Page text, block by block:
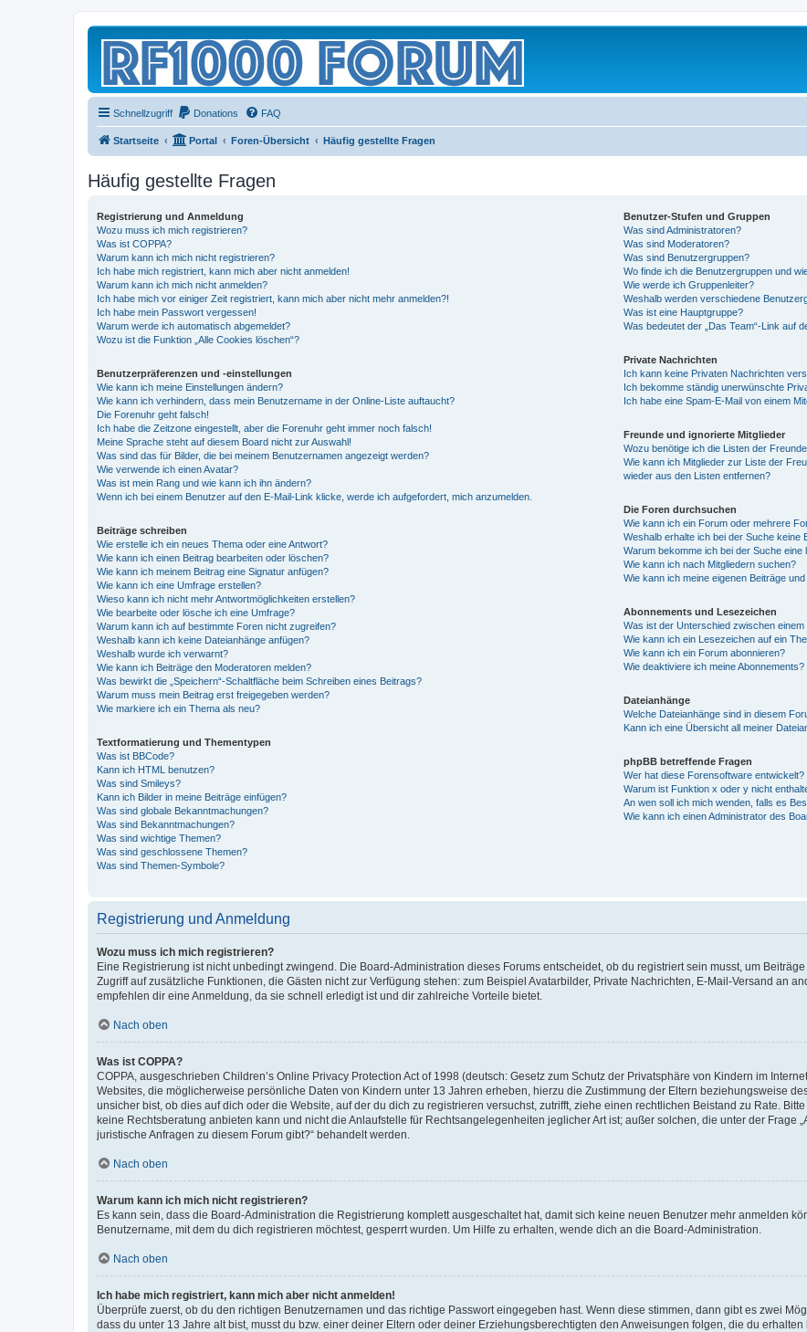
Schnellzugriff Donations FAQ
Startseite Portal Foren-Übersicht Häufig gestellte Fragen
Häufig gestellte Fragen
Registrierung und Anmeldung
Wozu muss ich mich registrieren?
Was ist COPPA?
Warum kann ich mich nicht registrieren?
Ich habe mich registriert, kann mich aber nicht anmelden!
Warum kann ich mich nicht anmelden?
Ich habe mich vor einiger Zeit registriert, kann mich aber nicht mehr anmelden?!
Ich habe mein Passwort vergessen!
Warum werde ich automatisch abgemeldet?
Wozu ist die Funktion „Alle Cookies löschen“?
Benutzerpräferenzen und -einstellungen
Wie kann ich meine Einstellungen ändern?
Wie kann ich verhindern, dass mein Benutzername in der Online-Liste auftaucht?
Die Forenuhr geht falsch!
Ich habe die Zeitzone eingestellt, aber die Forenuhr geht immer noch falsch!
Meine Sprache steht auf diesem Board nicht zur Auswahl!
Was sind das für Bilder, die bei meinem Benutzernamen angezeigt werden?
Wie verwende ich einen Avatar?
Was ist mein Rang und wie kann ich ihn ändern?
Wenn ich bei einem Benutzer auf den E-Mail-Link klicke, werde ich aufgefordert, mich anzumelden.
Beiträge schreiben
Wie erstelle ich ein neues Thema oder eine Antwort?
Wie kann ich einen Beitrag bearbeiten oder löschen?
Wie kann ich meinem Beitrag eine Signatur anfügen?
Wie kann ich eine Umfrage erstellen?
Wieso kann ich nicht mehr Antwortmöglichkeiten erstellen?
Wie bearbeite oder lösche ich eine Umfrage?
Warum kann ich auf bestimmte Foren nicht zugreifen?
Weshalb kann ich keine Dateianhänge anfügen?
Weshalb wurde ich verwarnt?
Wie kann ich Beiträge den Moderatoren melden?
Was bewirkt die „Speichern“-Schaltfläche beim Schreiben eines Beitrags?
Warum muss mein Beitrag erst freigegeben werden?
Wie markiere ich ein Thema als neu?
Textformatierung und Thementypen
Was ist BBCode?
Kann ich HTML benutzen?
Was sind Smileys?
Kann ich Bilder in meine Beiträge einfügen?
Was sind globale Bekanntmachungen?
Was sind Bekanntmachungen?
Was sind wichtige Themen?
Was sind geschlossene Themen?
Was sind Themen-Symbole?
Benutzer-Stufen und Gruppen
Was sind Administratoren?
Was sind Moderatoren?
Was sind Benutzergruppen?
Wo finde ich die Benutzergruppen und
Wie werde ich Gruppenleiter?
Weshalb werden verschiedene
Was ist eine Hauptgruppe?
Was bedeutet der „Das Team“-Link auf
Private Nachrichten
Ich kann keine Privaten Nachrichten
Ich bekomme ständig unerwünschte
Ich habe eine Spam-E-Mail von einem
Freunde und ignorierte Mitglieder
Wozu benötige ich die Listen der
Wie kann ich Mitglieder zur Liste der
wieder aus den Listen entfernen?
Die Foren durchsuchen
Wie kann ich ein Forum oder mehrere
Weshalb erhalte ich bei der Suche keine
Warum bekomme ich bei der Suche eine
Wie kann ich nach Mitgliedern suchen?
Wie kann ich meine eigenen Beiträge
Abonnements und Lesezeichen
Was ist der Unterschied zwischen
Wie kann ich ein Lesezeichen auf ein
Wie kann ich ein Forum abonnieren?
Wie deaktiviere ich meine Abonnements?
Dateianhänge
Welche Dateianhänge sind in diesem
Kann ich eine Übersicht all meiner
phpBB betreffende Fragen
Wer hat diese Forensoftware entwickelt?
Warum ist Funktion x oder y nicht
An wen soll ich mich wenden, falls es
Wie kann ich einen Administrator des
Registrierung und Anmeldung
Wozu muss ich mich registrieren?
Eine Registrierung ist nicht unbedingt zwingend. Die Board-Administration dieses Forums entscheidet, ob du registriert sein musst, um
Zugriff auf zusätzliche Funktionen, die Gästen nicht zur Verfügung stehen: zum Beispiel Avatarbilder, Private Nachrichten, E-Mail-Versand an
empfehlen dir eine Anmeldung, da sie schnell erledigt ist und dir zahlreiche Vorteile bietet.
Nach oben
Was ist COPPA?
COPPA, ausgeschrieben Children’s Online Privacy Protection Act of 1998 (deutsch: Gesetz zum Schutz der Privatsphäre von Kindern im
Websites, die möglicherweise persönliche Daten von Kindern unter 13 Jahren erheben, hierzu die Zustimmung der Eltern beziehungsweise
unsicher bist, ob dies auf dich oder die Website, auf der du dich zu registrieren versuchst, zutrifft, ziehe einen rechtlichen Beistand zu Rate.
keine Rechtsberatung anbieten kann und nicht die Anlaufstelle für Rechtsangelegenheiten jeglicher Art ist; außer solchen, die unter der Frage
juristische Anfragen zu diesem Forum gibt?“ behandelt werden.
Nach oben
Warum kann ich mich nicht registrieren?
Es kann sein, dass die Board-Administration die Registrierung komplett ausgeschaltet hat, damit sich keine neuen Benutzer mehr anmelden
Benutzername, mit dem du dich registrieren möchtest, gesperrt wurden. Um Hilfe zu erhalten, wende dich an die Board-Administration.
Nach oben
Ich habe mich registriert, kann mich aber nicht anmelden!
Überprüfe zuerst, ob du den richtigen Benutzernamen und das richtige Passwort eingegeben hast. Wenn diese stimmen, dann gibt es zwei
dass du unter 13 Jahre alt bist, musst du bzw. einer deiner Eltern oder deiner Erziehungsberechtigten den Anweisungen folgen, die du